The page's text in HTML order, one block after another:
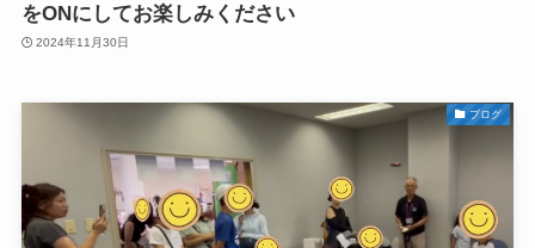
をONにしてお楽しみください
2024年11月30日
ブログ